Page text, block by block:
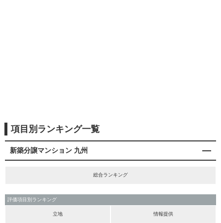
項目別ランキング一覧
新築分譲マンション 九州
総合ランキング
評価項目別ランキング
立地 情報提供